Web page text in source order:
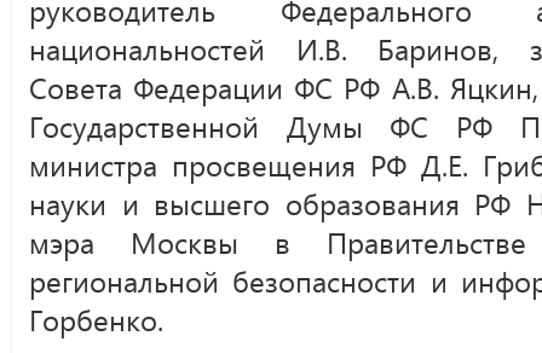
руководитель
национальностей И.В. Баринов,
Совета Федерации ФС РФ А.В. Яцкин,
Государственной Думы ФС РФ
министра просвещения РФ Д.Е.
науки и высшего образования РФ
мэра Москвы в
региональной безопасности и
Горбенко.